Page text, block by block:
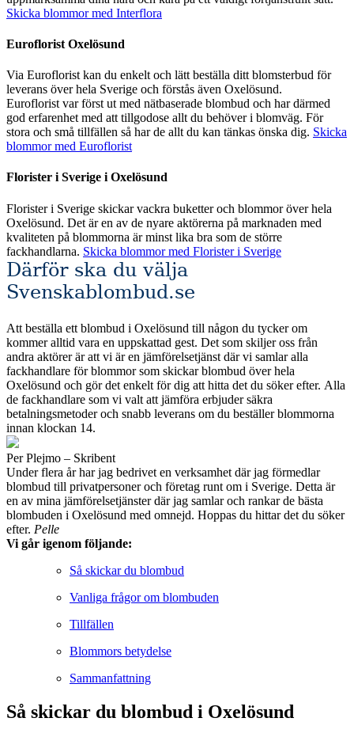
Skicka blommor med Interflora
Euroflorist Oxelösund
Via Euroflorist kan du enkelt och lätt beställa ditt blomsterbud för
leverans över hela Sverige och förstås även Oxelösund.
Euroflorist var först ut med nätbaserade blombud och har därmed
god erfarenhet med att tillgodose allt du behöver i blomväg. För
stora och små tillfällen så har de allt du kan tänkas önska dig. Skicka
blommor med Euroflorist
Florister i Sverige i Oxelösund
Florister i Sverige skickar vackra buketter och blommor över hela
Oxelösund. Det är en av de nyare aktörerna på marknaden med
kvaliteten på blommorna är minst lika bra som de större
fackhandlarna. Skicka blommor med Florister i Sverige
Därför ska du välja
Svenskablombud.se
Att beställa ett blombud i Oxelösund till någon du tycker om
kommer alltid vara en uppskattad gest. Det som skiljer oss från
andra aktörer är att vi är en jämförelsetjänst där vi samlar alla
fackhandlare för blommor som skickar blombud över hela
Oxelösund och gör det enkelt för dig att hitta det du söker efter. Alla
de fackhandlare som vi valt att jämföra erbjuder säkra
betalningsmetoder och snabb leverans om du beställer blommorna
innan klockan 14.
Per Plejmo – Skribent
Under flera år har jag bedrivet en verksamhet där jag förmedlar
blombud till privatpersoner och företag runt om i Sverige. Detta är
en av mina jämförelsetjänster där jag samlar och rankar de bästa
blombuden i Oxelösund med omnejd. Hoppas du hittar det du söker
efter. Pelle
Vi går igenom följande:
Så skickar du blombud
Vanliga frågor om blombuden
Tillfällen
Blommors betydelse
Sammanfattning
Så skickar du blombud i Oxelösund